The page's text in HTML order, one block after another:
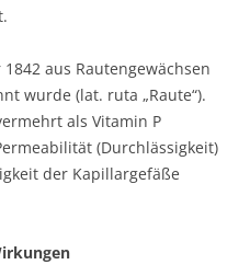
aus Rautengewächsen
wurde (lat. ruta „Raute“).
als Vitamin P
(Durchlässigkeit)
der Kapillargefäße